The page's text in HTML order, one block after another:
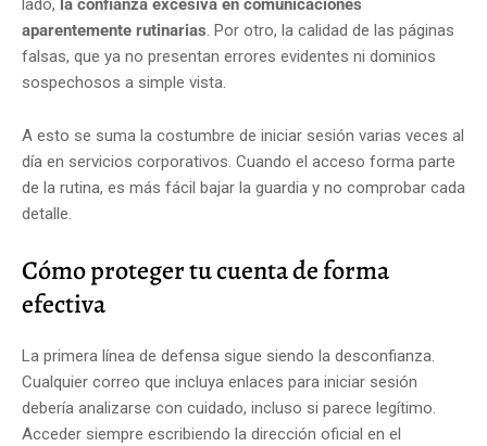
lado, la confianza excesiva en comunicaciones
aparentemente rutinarias. Por otro, la calidad de las páginas
falsas, que ya no presentan errores evidentes ni dominios
sospechosos a simple vista.
A esto se suma la costumbre de iniciar sesión varias veces al
día en servicios corporativos. Cuando el acceso forma parte
de la rutina, es más fácil bajar la guardia y no comprobar cada
detalle.
Cómo proteger tu cuenta de forma
efectiva
La primera línea de defensa sigue siendo la desconfianza.
Cualquier correo que incluya enlaces para iniciar sesión
debería analizarse con cuidado, incluso si parece legítimo.
Acceder siempre escribiendo la dirección oficial en el